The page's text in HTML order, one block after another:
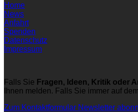
Home
News
Anfahrt
Spenden
Datenschutz
Impressum
Falls Sie Fragen, Ideen, Kritik oder
Ihnen melden. Falls Sie immer auf
Zum Kontaktformular Newsletter